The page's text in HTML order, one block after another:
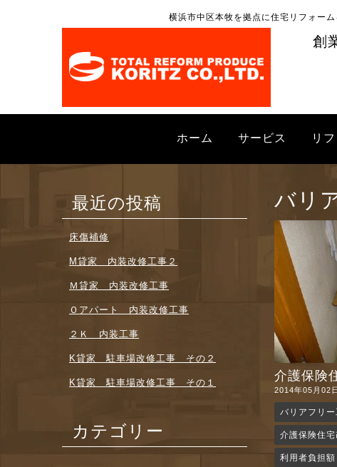
横浜市中区本牧を拠点に住宅リフォー
創
ホーム サービス リ
バリ
介護保険
2014年05月02日
バリアフリー
介護保険住
利用者負担額
最近の投稿
床傷補修
M貸家 内装改修工事２
Ｍ貸家 内装改修工事
Ｏアパート 内装改修工事
２Ｋ 内装工事
K貸家 駐車場改修工事 その２
K貸家 駐車場改修工事 その１
カテゴリー